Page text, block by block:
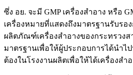
ซึ่ง อย. จะมี GMP เครื่องสำอาง หรือ
เครื่องหมายที่แสดงถึงมาตรฐานรับรอ
ผลิตภัณฑ์เครื่องสำอางของกระทรวง
มาตรฐานเพื่อให้ผู้ประกอบการได้นำไ
ต้องในโรงงานผลิตเพื่อให้ได้เครื่องสำ